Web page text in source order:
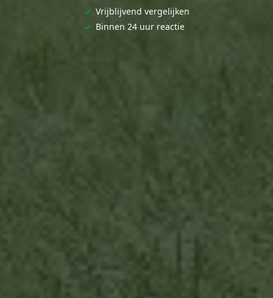
✓ Vrijblijvend vergelijken
✓ Binnen 24 uur reactie